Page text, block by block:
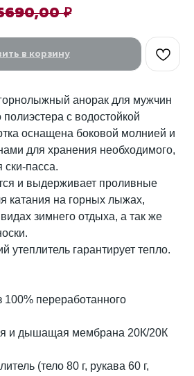
₽
в корзину
анорак для мужчин
с водостойкой
оснащена боковой молнией и
для хранения необходимого,
пасса.
и выдерживает проливные
катания на горных лыжах,
зимнего отдыха, а так же
утеплитель гарантирует тепло.
100% переработанного
и дышащая мембрана 20К/20К
(тело 80 г, рукава 60 г,